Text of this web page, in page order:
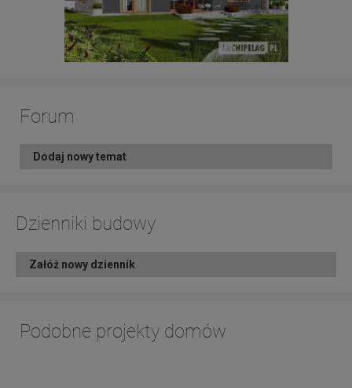
Forum
Dodaj nowy temat
Dzienniki budowy
Załóż nowy dziennik
Podobne projekty domów